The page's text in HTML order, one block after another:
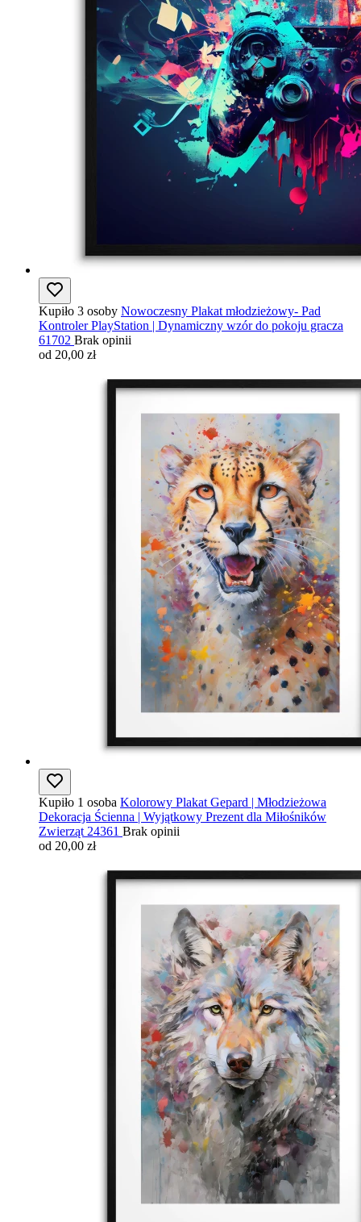
Kupiło 3 osoby Nowoczesny Plakat młodzieżowy- Pad
Kontroler PlayStation | Dynamiczny wzór do pokoju gracza
61702 Brak opinii
od 20,00 zł
Kupiło 1 osoba Kolorowy Plakat Gepard | Młodzieżowa
Dekoracja Ścienna | Wyjątkowy Prezent dla Miłośników
Zwierząt 24361 Brak opinii
od 20,00 zł